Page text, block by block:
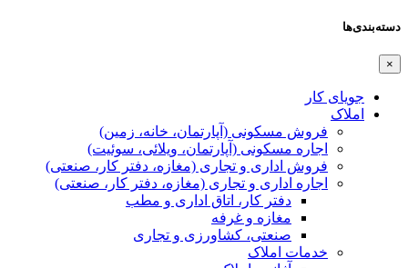
دسته‌بندی‌ها
×
جویای کار
املاک
فروش مسکونی (آپارتمان، خانه، زمین)
اجاره مسکونی (آپارتمان، ویلائی، سوئیت)
فروش اداری و تجاری (مغازه، دفتر کار، صنعتی)
اجاره اداری و تجاری (مغازه، دفتر کار، صنعتی)
دفتر کار، اتاق اداری و مطب
مغازه و غرفه
صنعتی،‌ کشاورزی و تجاری
خدمات املاک